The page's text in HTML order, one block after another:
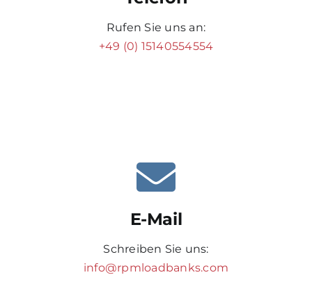
Rufen Sie uns an:
+49 (0) 15140554554
E-Mail
Schreiben Sie uns:
info@rpmloadbanks.com